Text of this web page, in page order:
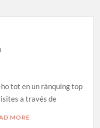
tot en un rànquing top
a través de
MORE